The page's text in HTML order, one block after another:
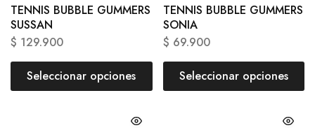
TENNIS BUBBLE GUMMERS
SUSSAN
$ 129.900
Seleccionar opciones
TENNIS BUBBLE GUMMERS
SONIA
$ 69.900
Seleccionar opciones